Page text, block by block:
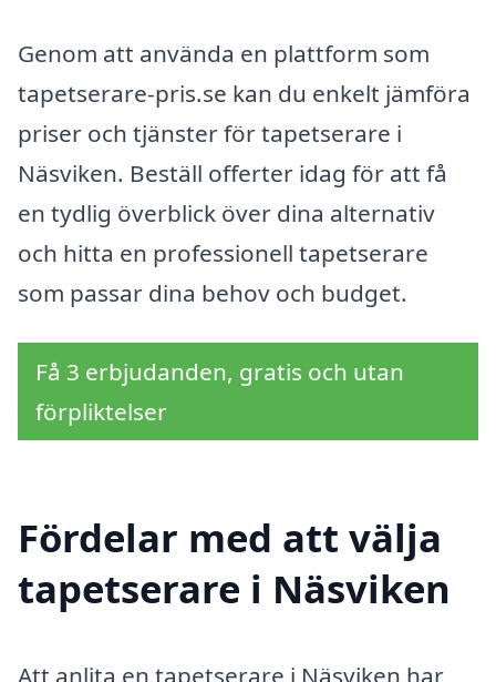
Genom att använda en plattform som
tapetserare-pris.se kan du enkelt jämföra
priser och tjänster för tapetserare i
Näsviken. Beställ offerter idag för att få
en tydlig överblick över dina alternativ
och hitta en professionell tapetserare
som passar dina behov och budget.
Få 3 erbjudanden, gratis och utan
förpliktelser
Fördelar med att välja
tapetserare i Näsviken
Att anlita en tapetserare i Näsviken har